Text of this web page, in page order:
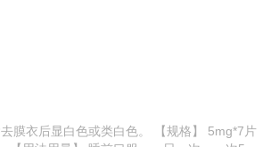
膜衣后显白色或类白色。 【规格】 5mg*7片